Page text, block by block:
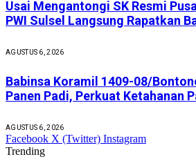
Usai Mengantongi SK Resmi
PWI Sulsel Langsung Rapatkan
AGUSTUS 6, 2026
Babinsa Koramil 1409-08/
Panen Padi, Perkuat Ketahanan
AGUSTUS 6, 2026
Facebook X (Twitter) Instagram
Trending